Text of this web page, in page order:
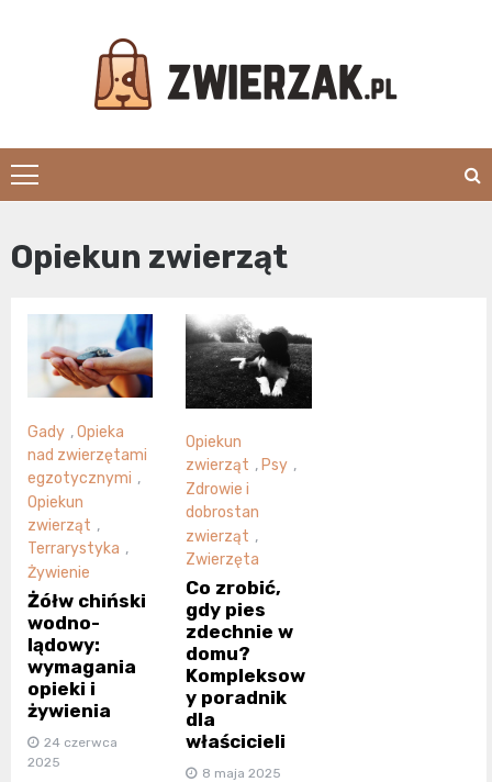
Zwierzak.pl
Opiekun zwierząt
Gady ,Opieka
nad zwierzętami
egzotycznymi ,
Opiekun
zwierząt ,
Terrarystyka ,
Żywienie
Żółw chiński
wodno-
lądowy:
wymagania
opieki i
żywienia
24 czerwca
2025
Opiekun
zwierząt ,Psy ,
Zdrowie i
dobrostan
zwierząt ,
Zwierzęta
Co zrobić,
gdy pies
zdechnie w
domu?
Kompleksow
y poradnik
dla
właścicieli
8 maja 2025